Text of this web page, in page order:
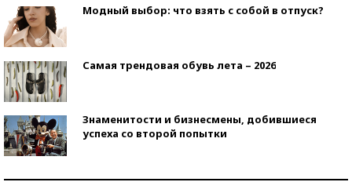
Модный выбор: что взять с собой в отпуск?
Самая трендовая обувь лета – 2026
Знаменитости и бизнесмены, добившиеся
успеха со второй попытки